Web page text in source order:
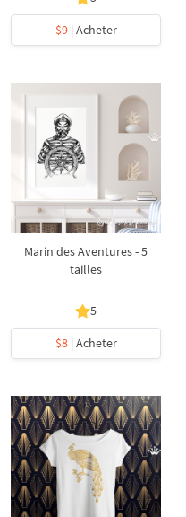
$9| Acheter
Marin des Aventures - 5
tailles
5
$8| Acheter